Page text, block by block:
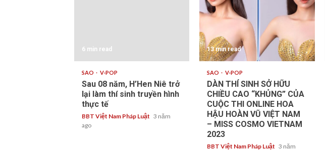
6 min read
SAO V-POP
Sau 08 năm, H’Hen Niê trở
lại làm thí sinh truyền hình
thực tế
BBT Việt Nam Pháp Luật 3 năm
ago
13 min read
SAO V-POP
DÀN THÍ SINH SỞ HỮU
CHIỀU CAO “KHỦNG” CỦA
CUỘC THI ONLINE HOA
HẬU HOÀN VŨ VIỆT NAM
– MISS COSMO VIETNAM
2023
BBT Việt Nam Pháp Luật 3 năm